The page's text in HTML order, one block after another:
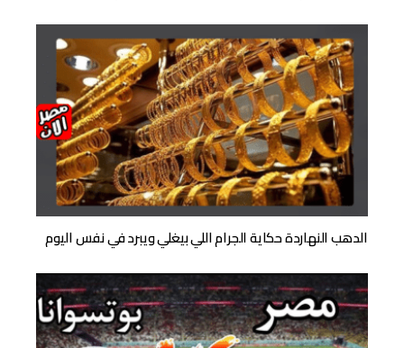
الدهب النهاردة حكاية الجرام اللي بيغلي ويبرد في نفس اليوم